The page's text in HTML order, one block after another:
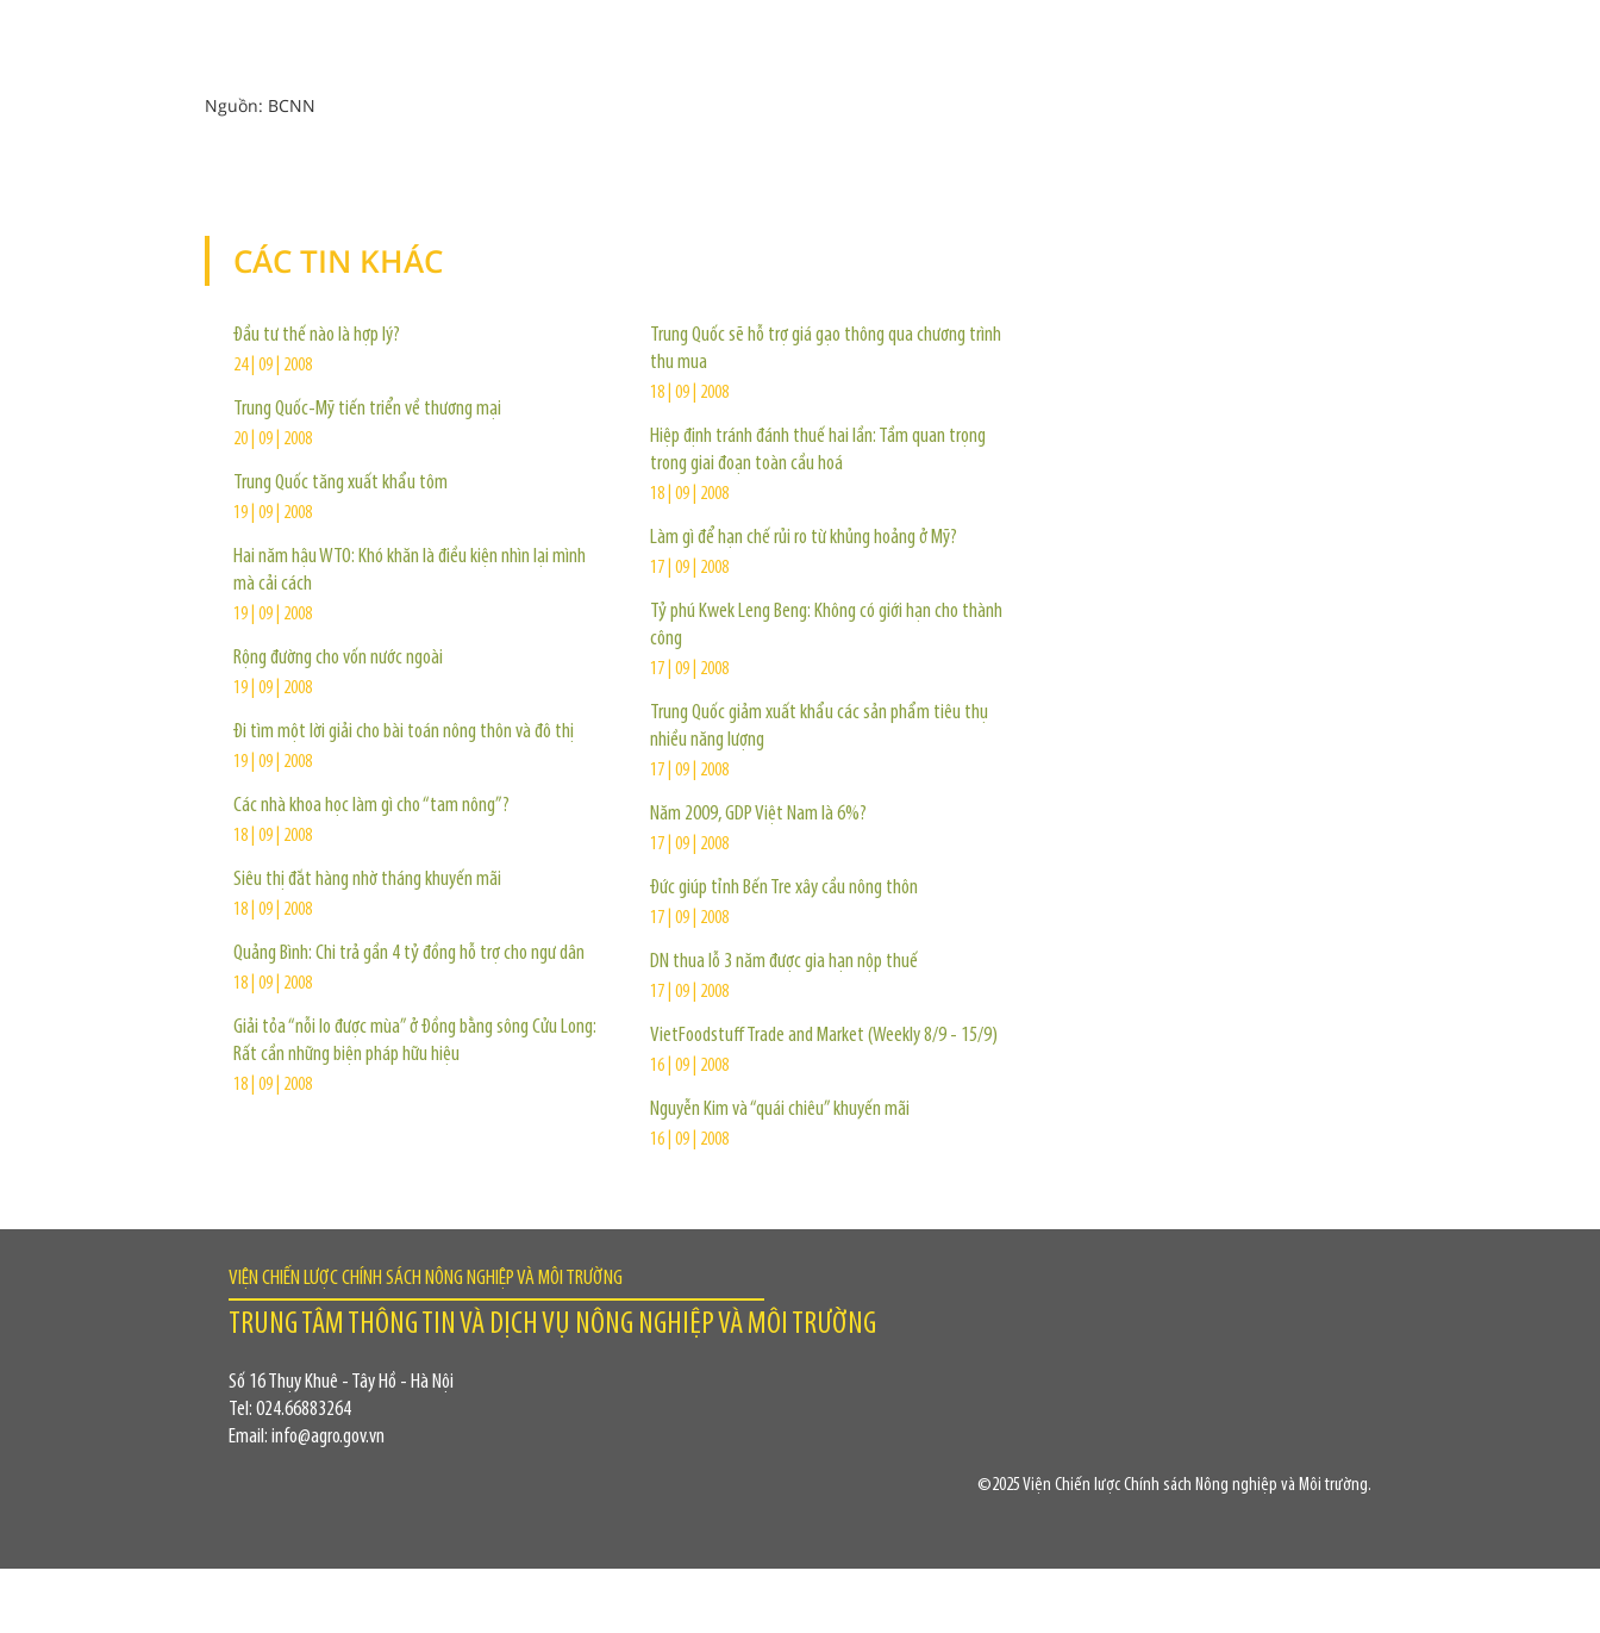
Nguồn: BCNN
CÁC TIN KHÁC
Đầu tư thế nào là hợp lý?
24 | 09 | 2008
Trung Quốc-Mỹ tiến triển về thương mại
20 | 09 | 2008
Trung Quốc tăng xuất khẩu tôm
19 | 09 | 2008
Hai năm hậu WTO: Khó khăn là điều kiện nhìn lại mình
mà cải cách
19 | 09 | 2008
Rộng đường cho vốn nước ngoài
19 | 09 | 2008
Đi tìm một lời giải cho bài toán nông thôn và đô thị
19 | 09 | 2008
Các nhà khoa học làm gì cho “tam nông”?
18 | 09 | 2008
Siêu thị đắt hàng nhờ tháng khuyến mãi
18 | 09 | 2008
Quảng Bình: Chi trả gần 4 tỷ đồng hỗ trợ cho ngư dân
18 | 09 | 2008
Giải tỏa “nỗi lo được mùa” ở Đồng bằng sông Cửu Long:
Rất cần những biện pháp hữu hiệu
18 | 09 | 2008
Trung Quốc sẽ hỗ trợ giá gạo thông qua chương trình
thu mua
18 | 09 | 2008
Hiệp định tránh đánh thuế hai lần: Tầm quan trọng
trong giai đoạn toàn cầu hoá
18 | 09 | 2008
Làm gì để hạn chế rủi ro từ khủng hoảng ở Mỹ?
17 | 09 | 2008
Tỷ phú Kwek Leng Beng: Không có giới hạn cho thành
công
17 | 09 | 2008
Trung Quốc giảm xuất khẩu các sản phẩm tiêu thụ
nhiều năng lượng
17 | 09 | 2008
Năm 2009, GDP Việt Nam là 6%?
17 | 09 | 2008
Đức giúp tỉnh Bến Tre xây cầu nông thôn
17 | 09 | 2008
DN thua lỗ 3 năm được gia hạn nộp thuế
17 | 09 | 2008
VietFoodstuff Trade and Market (Weekly 8/9 - 15/9)
16 | 09 | 2008
Nguyễn Kim và “quái chiêu” khuyến mãi
16 | 09 | 2008
VIỆN CHIẾN LƯỢC CHÍNH SÁCH NÔNG NGHIỆP VÀ MÔI TRƯỜNG
TRUNG TÂM THÔNG TIN VÀ DỊCH VỤ NÔNG NGHIỆP VÀ MÔI TRƯỜNG
Số 16 Thụy Khuê - Tây Hồ - Hà Nội
Tel: 024.66883264
Email: info@agro.gov.vn
©2025 Viện Chiến lược Chính sách Nông nghiệp và Môi trường.